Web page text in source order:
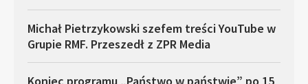
Michał Pietrzykowski szefem treści YouTube w
Grupie RMF. Przeszedł z ZPR Media